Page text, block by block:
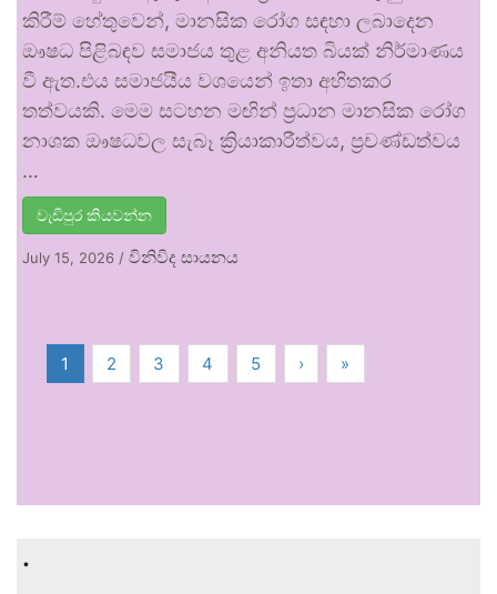
කිරීම් හේතුවෙන්, මානසික රෝග සඳහා ලබාදෙන
ඖෂධ පිළිබඳව සමාජය තුළ අනියත බියක් නිර්මාණය
වී ඇත.එය සමාජයීය වශයෙන් ඉතා අහිතකර
තත්වයකි. මෙම සටහන මඟින් ප්‍රධාන මානසික රෝග
නාශක ඖෂධවල සැබෑ ක්‍රියාකාරීත්වය, ප්‍රචණ්ඩත්වය
…
වැඩිපුර කියවන්න
July 15, 2026 / විනිවිද සායනය
1 2 3 4 5 › »
.